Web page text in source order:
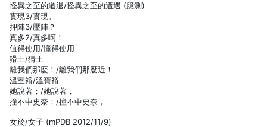
怪異之至的道退/怪異之至的遭遇 (臆測)
實現3/實現。
押陣3/壓陣？
真多2/真多啊！
值得使用/懂得使用
猾王/猜王
離我們那麼！/離我們那麼近！
溫室裕/溫寶裕
她說著；/她說著，
撞不中史奈；/撞不中史奈，
女於/女子 (mPDB 2012/11/9)